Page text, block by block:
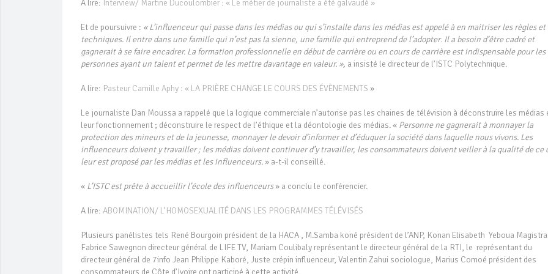
A lire: Interview/ Martine Ducoulombier : « Le métier de journaliste a été galvaudé »
Et de poursuivre : « L’influenceur qui passe dans les médias ou qui s’installe dans les médias est appelé à en maitriser les règles et
techniques. Il entre dans une famille qui n’est pas la sienne, une famille qui entreprend de l’adopter. Il a besoin d’être cadré et
gagnerait à se faire encadrer. La formation professionnelle en début de carrière ou en cours de carrière est indispensable pour les
personnes ayant un talent et permet de les mettre davantage en valeur. », a insisté le directeur de l’ISTC Polytechnique.
A lire: Pasteur Camille Aphy : « LA PRIÈRE CHANGE LE COURS DES ÉVÈNEMENTS »
Le journaliste Dan Moussa a rappelé que la logique commerciale n’autorise pas les chaines de télévision à déconstruire les médias
leur fonctionnement ; déconstruire le respect de l’éthique et la déontologie des médias. « Personne ne gagnerait à monnayer la
protection des mineurs et de la jeunesse, monnayer le devoir d’informer et d’éduquer la société dans laquelle nous vivons. Les
influenceurs doivent y travailler ; les médias doivent continuer d’y travailler, les consommateurs doivent veiller à la qualité de ce
leur est proposé par les médias et les influenceurs. » a-t-il conseillé.
« L’ISTC est prête à accueillir l’école des influenceurs» a conclu le conférencier.
A lire: ABOMINATION/ L’HOMOSEXUALITÉ DANS LES PROGRAMMES TÉLÉVISÉS
Plusieurs panélistes tels René Bourgoin président de la HACA , M.Samba koné président de l’ANP, Konan Elisabeth Yeboua
Fabrice Sawegnon directeur général de LIFE TV, Mariam Coulibaly représentant le directeur général de la RTI, le représentant du
directeur général de 7info Jean Philippe Kaboré, Juste crépin influenceur, Valentin Zahui sociologue, Marius Comoé président des
consommateurs de Côte d’Ivoire ont participé à cette activité.